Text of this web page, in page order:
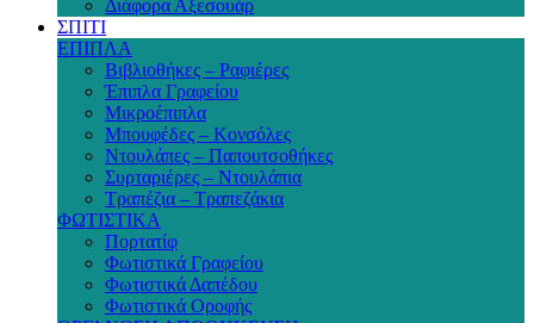
Διάφορα Αξεσουάρ
ΣΠΙΤΙ
ΕΠΙΠΛΑ
Βιβλιοθήκες – Ραφιέρες
Έπιπλα Γραφείου
Μικροέπιπλα
Μπουφέδες – Κονσόλες
Ντουλάπες – Παπουτσοθήκες
Συρταριέρες – Ντουλάπια
Τραπέζια – Τραπεζάκια
ΦΩΤΙΣΤΙΚΑ
Πορτατίφ
Φωτιστικά Γραφείου
Φωτιστικά Δαπέδου
Φωτιστικά Οροφής